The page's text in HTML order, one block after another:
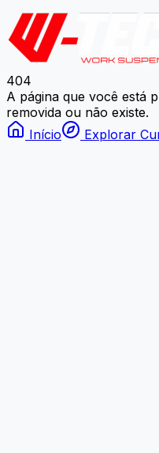
404
A página que você está
removida ou não existe.
Início
Explorar